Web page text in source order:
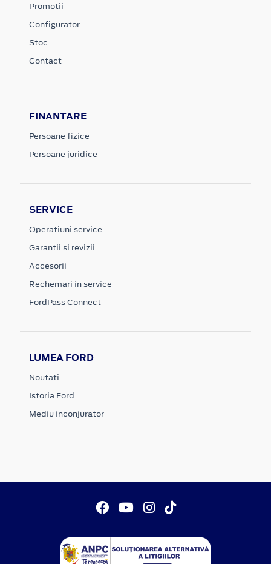
Promotii
Configurator
Stoc
Contact
FINANTARE
Persoane fizice
Persoane juridice
SERVICE
Operatiuni service
Garantii si revizii
Accesorii
Rechemari in service
FordPass Connect
LUMEA FORD
Noutati
Istoria Ford
Mediu inconjurator